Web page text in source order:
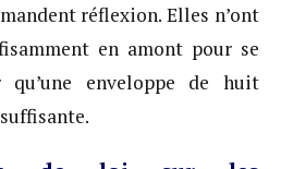
réflexion. Elles n’ont
en amont pour se
qu’une enveloppe de huit